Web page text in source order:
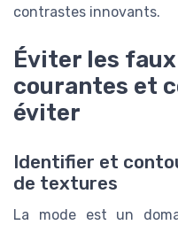
contrastes innovants.
Éviter les
courantes et
éviter
Identifier et
de textures
La mode est un